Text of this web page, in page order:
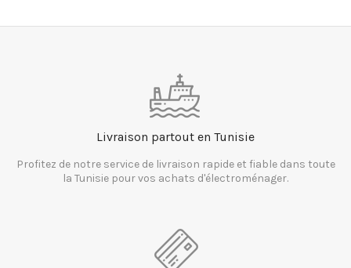
Livraison partout en Tunisie
Profitez de notre service de livraison rapide et fiable dans toute
la Tunisie pour vos achats d'électroménager.